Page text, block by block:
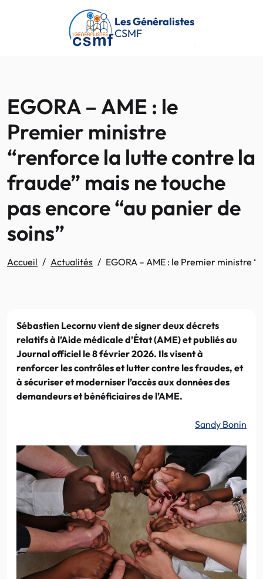
Passer au contenu principal
Les Généralistes
CSMF
EGORA – AME : le
Premier ministre
“renforce la lutte contre la
fraude” mais ne touche
pas encore “au panier de
soins”
Accueil Actualités EGORA – AME : le Premier ministre
Sébastien Lecornu vient de signer deux décrets
relatifs à l’Aide médicale d’État (AME) et publiés au
Journal officiel le 8 février 2026. Ils visent à
renforcer les contrôles et lutter contre les fraudes, et
à sécuriser et moderniser l’accès aux données des
demandeurs et bénéficiaires de l’AME.
Sandy Bonin